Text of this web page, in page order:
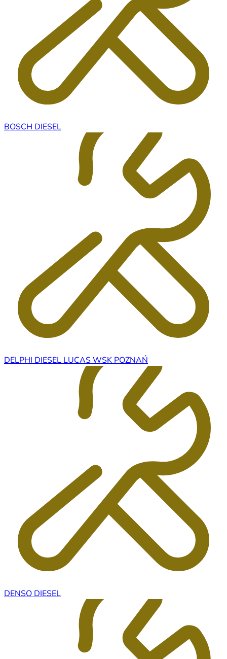
BOSCH DIESEL
DELPHI DIESEL LUCAS WSK POZNAŃ
DENSO DIESEL